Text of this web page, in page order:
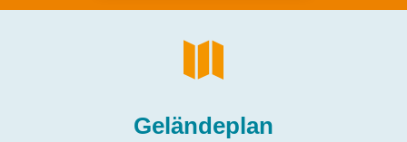

Geländeplan